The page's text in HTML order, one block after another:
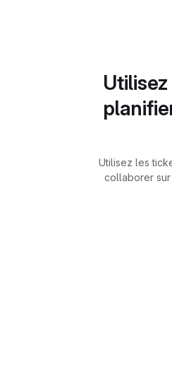
Utilisez les
collaborer